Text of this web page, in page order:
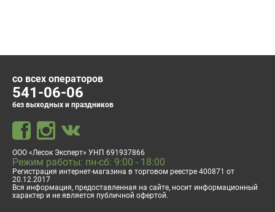
со всех операторов
541-06-06
без выходных и праздников
ООО «Лесок Эксперт» УНП 691937866
Режим работы: пн-сб: 9:00 - 18:00
Регистрация интернет-магазина в торговом реестре 400871 от
20.12.2017
Вся информация, предоставленная на сайте, носит информационный
характер и не является публичной офертой.